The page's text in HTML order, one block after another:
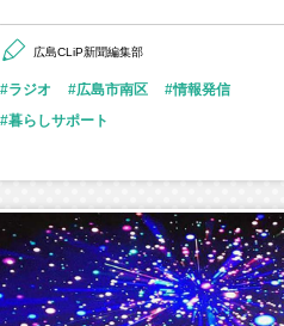
広島CLiP新聞編集部
ラジオ 広島市南区
情報発信
暮らしサポート